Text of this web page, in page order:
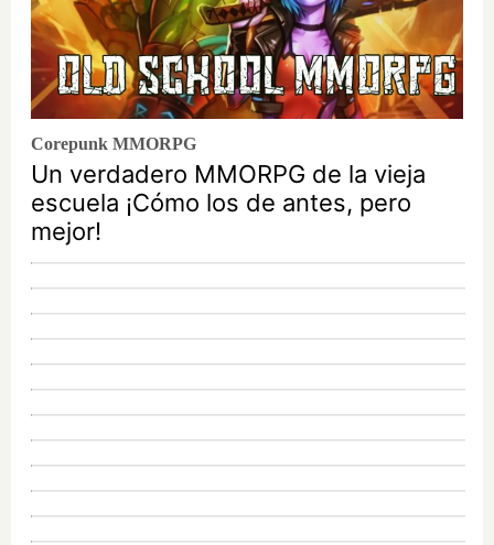
Corepunk MMORPG
Un verdadero MMORPG de la vieja
escuela ¡Cómo los de antes, pero
mejor!